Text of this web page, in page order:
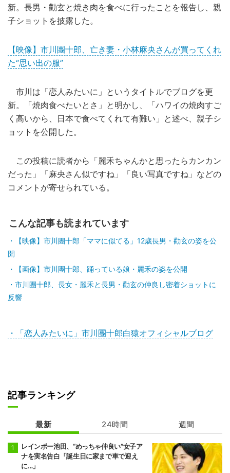
新。長男・勸玄と焼き肉を食べに行ったことを報告し、親
子ショットを披露した。
【映像】市川團十郎、亡き妻・小林麻央さんが買ってくれ
た“思い出の服”
市川は「恋人みたいに」というタイトルでブログを更
新。「焼肉食べたいとさ」と明かし、「ハワイの焼肉すご
く高いから、日本で食べてくれて有難い」と述べ、親子シ
ョットを公開した。
この投稿に読者から「麗禾ちゃんかと思ったらカンカン
だった」「麻央さん似ですね」「良い写真ですね」などの
コメントが寄せられている。
こんな記事も読まれています
【映像】市川團十郎「ママに似てる」12歳長男・勸玄の姿を公
開
【画像】市川團十郎、踊っている娘・麗禾の姿を公開
市川團十郎、長女・麗禾と長男・勸玄の仲良し密着ショットに
反響
・「恋人みたいに」市川團十郎白猿オフィシャルブログ
記事ランキング
最新 24時間 週間
レインボー池田、“めっちゃ仲良い”女子ア
ナを実名告白「誕生日に家まで車で迎え
に…」